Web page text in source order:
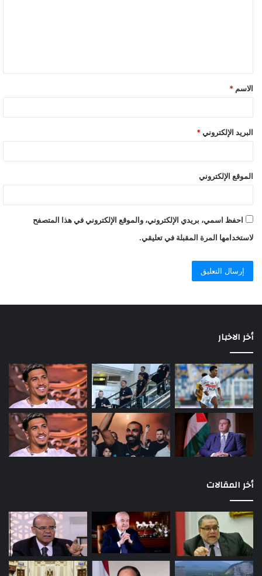
الاسم *
البريد الإلكتروني *
الموقع الإلكتروني
احفظ اسمي، بريدي الإلكتروني، والموقع الإلكتروني في هذا المتصفح
لاستخدامها المرة المقبلة في تعليقي.
أخر الاخبار
أخر المقالات